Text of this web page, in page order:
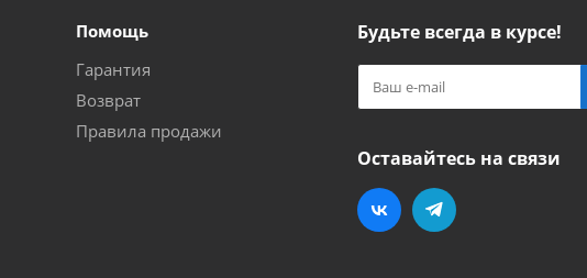
Помощь
Гарантия
Возврат
Правила продажи
Будьте всегда в курсе!
Оставайтесь на связи